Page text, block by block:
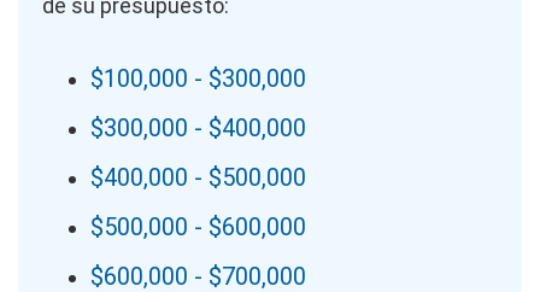
de su presupuesto:
$100,000 - $300,000
$300,000 - $400,000
$400,000 - $500,000
$500,000 - $600,000
$600,000 - $700,000